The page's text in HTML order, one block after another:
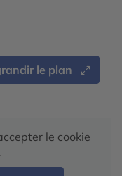
le plan
le cookie